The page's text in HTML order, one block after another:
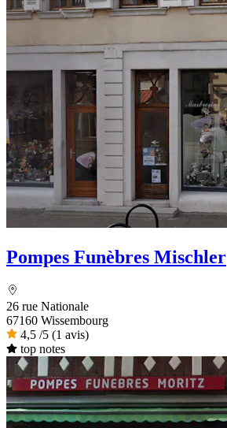
Pompes Funèbres Mischler
26 rue Nationale
67160 Wissembourg
4,5 /5 (1 avis)
top notes